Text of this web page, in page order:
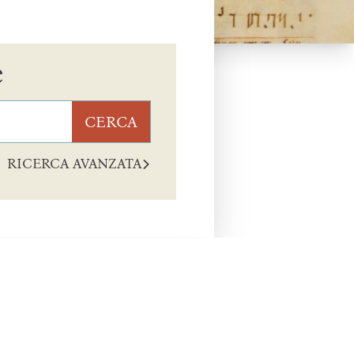
CERCA
RICERCA AVANZATA